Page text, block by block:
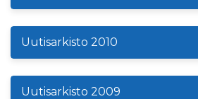
Uutisarkisto 2010
Uutisarkisto 2009